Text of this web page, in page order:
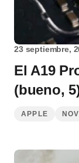
23 septiembre,
El A19
(bueno,
APPLE